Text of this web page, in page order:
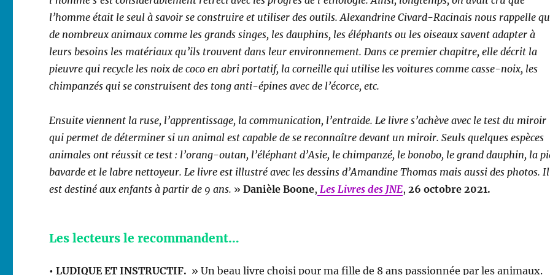
l’homme était le seul à savoir se construire et utiliser des outils. Alexandrine Civard-Racinais nous rappelle
de nombreux animaux comme les grands singes, les dauphins, les éléphants ou les oiseaux savent adapter à
leurs besoins les matériaux qu’ils trouvent dans leur environnement. Dans ce premier chapitre, elle décrit la
pieuvre qui recycle les noix de coco en abri portatif, la corneille qui utilise les voitures comme casse-noix, les
chimpanzés qui se construisent des tong anti-épines avec de l’écorce, etc.
Ensuite viennent la ruse, l’apprentissage, la communication, l’entraide. Le livre s’achève avec le test du miroir
qui permet de déterminer si un animal est capable de se reconnaître devant un miroir. Seuls quelques espèces
animales ont réussit ce test : l’orang-outan, l’éléphant d’Asie, le chimpanzé, le bonobo, le grand dauphin, la
bavarde et le labre nettoyeur. Le livre est illustré avec les dessins d’Amandine Thomas mais aussi des photos. Il
est destiné aux enfants à partir de 9 ans. »Danièle Boone, Les Livres des JNE,26 octobre 2021.
Les lecteurs le recommandent…
• LUDIQUE ET INSTRUCTIF. » Un beau livre choisi pour ma fille de 8 ans passionnée par les animaux.